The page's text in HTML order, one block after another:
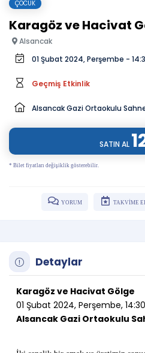
ÇOCUK
Karagöz ve Hacivat
Alsancak
01 Şubat 2024, Perşembe -
Geçmiş Etkinlik
Alsancak Gazi Ortaokulu
SATIN AL
* Bilet fiyatları değişiklik gösterebilir.
YORUM TAKVİME
Detaylar
Karagöz ve Hacivat Gölge
01 Şubat 2024, Perşembe, 14:30
Alsancak Gazi Ortaokulu